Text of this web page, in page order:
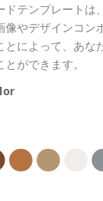
ドテンプレートは
像やデザインコン
とによって、あな
ができます。